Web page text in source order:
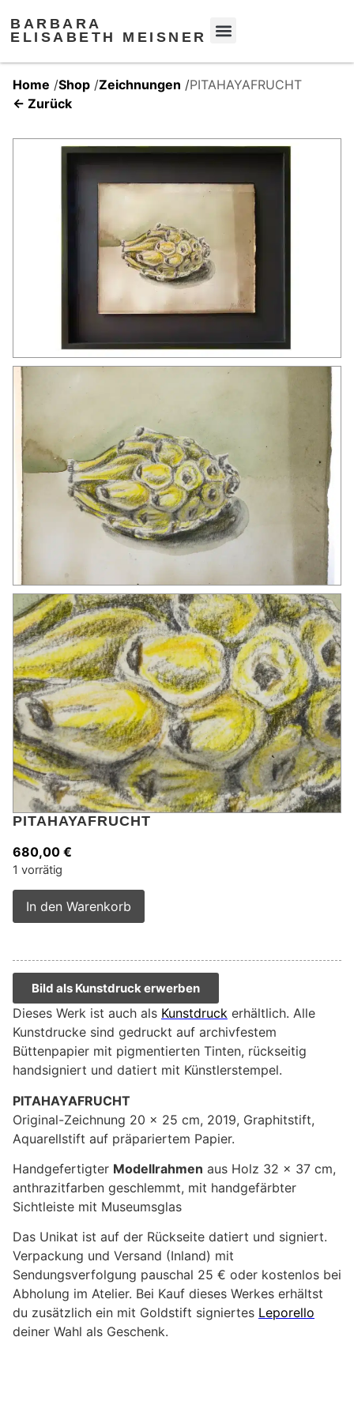
BARBARA
ELISABETH MEISNER
Home /Shop /Zeichnungen /PITAHAYAFRUCHT
← Zurück
PITAHAYAFRUCHT
680,00 €
1 vorrätig
In den Warenkorb
Bild als Kunstdruck erwerben
Dieses Werk ist auch als Kunstdruck erhältlich. Alle
Kunstdrucke sind gedruckt auf archivfestem
Büttenpapier mit pigmentierten Tinten, rückseitig
handsigniert und datiert mit Künstlerstempel.
PITAHAYAFRUCHT
Original-Zeichnung 20 x 25 cm, 2019, Graphitstift,
Aquarellstift auf präpariertem Papier.
Handgefertigter Modellrahmen aus Holz 32 x 37 cm,
anthrazitfarben geschlemmt, mit handgefärbter
Sichtleiste mit Museumsglas
Das Unikat ist auf der Rückseite datiert und signiert.
Verpackung und Versand (Inland) mit
Sendungsverfolgung pauschal 25 € oder kostenlos bei
Abholung im Atelier. Bei Kauf dieses Werkes erhältst
du zusätzlich ein mit Goldstift signiertes Leporello
deiner Wahl als Geschenk.